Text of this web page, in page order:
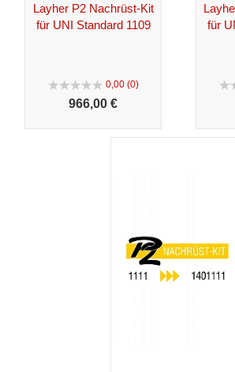
Layher P2 Nachrüst-Kit
für UNI Standard 1109
0,00 (0)
966,00 €
für